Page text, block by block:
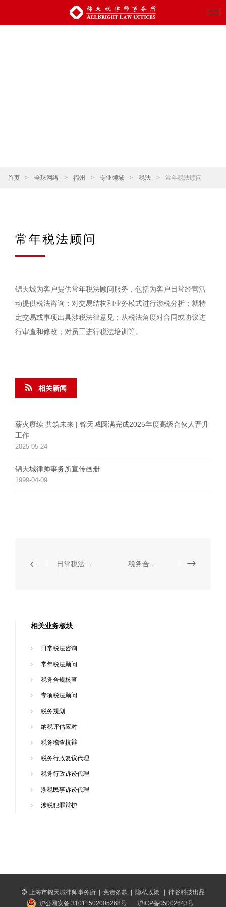
首页 > 全球网络 > 福州 > 专业领域 > 税法 > 常年税法顾问
常年税法顾问
锦天城为客户提供常年税法顾问服务，包括为客户日常经营活
动提供税法咨询；对交易结构和业务模式进行涉税分析；就特
定交易或事项出具涉税法律意见；从税法角度对合同或协议进
行审查和修改；对员工进行税法培训等。
相关新闻
薪火赓续 共筑未来 | 锦天城圆满完成2025年度高级合伙人晋升
工作
2025-05-24
锦天城律师事务所宣传画册
1999-04-09
相关业务板块
日常税法咨询
常年税法顾问
税务合规核查
专项税法顾问
税务规划
纳税评估应对
税务稽查抗辩
税务行政复议代理
税务行政诉讼代理
涉税民事诉讼代理
涉税犯罪辩护
上海市锦天城律师事务所 | 免责条款 | 隐私政策 | 律谷科技出品
沪公网安备 31011502005268号
沪ICP备05002643号